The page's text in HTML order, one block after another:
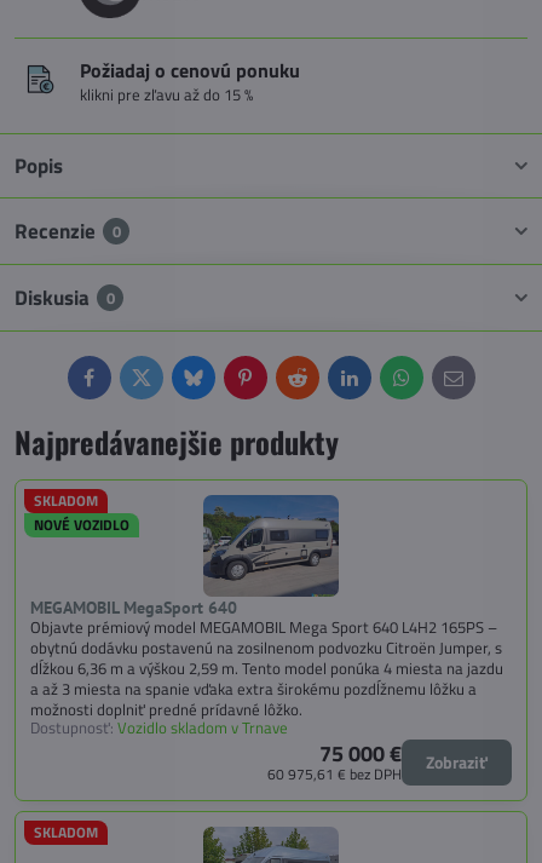
Požiadaj o cenovú ponuku
klikni pre zľavu až do 15 %
Popis
Recenzie 0
Diskusia 0
FacebookTwitterBlueskyPinterestReddit LinkedInWhatsApp
E-
mail
Najpredávanejšie produkty
MEGAMOBIL MegaSport 640
SKLADOM
NOVÉ VOZIDLO
Objavte prémiový model MEGAMOBIL Mega Sport 640 L4H2 165PS –
obytnú dodávku postavenú na zosilnenom podvozku Citroën Jumper, s
dĺžkou 6,36 m a výškou 2,59 m. Tento model ponúka 4 miesta na jazdu
a až 3 miesta na spanie vďaka extra širokému pozdĺžnemu lôžku a
možnosti doplniť predné prídavné lôžko.
Dostupnosť: Vozidlo skladom v Trnave
75 000 €
60 975,61 € bez DPH Zobraziť
SKLADOM